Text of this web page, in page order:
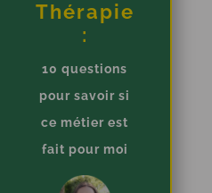
Thérapie
:
10 questions
pour savoir si
ce métier est
fait pour moi